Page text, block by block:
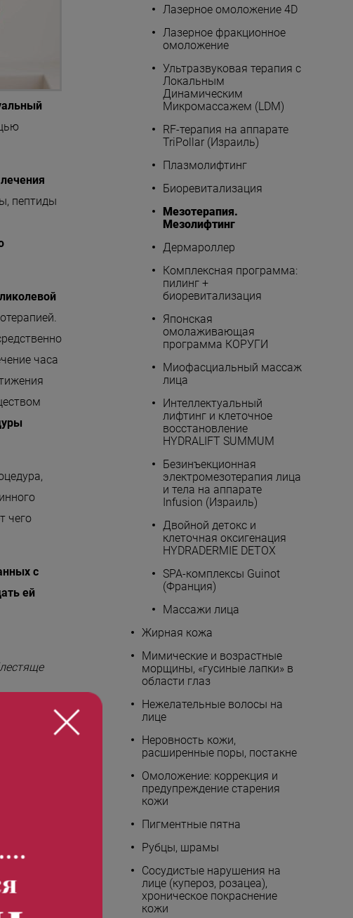
пептиды
часа
чего
с
ей
В
Лазерное омоложение 4D
Лазерное фракционное
омоложение
Ультразвуковая терапия с
Локальным
Динамическим
Микромассажем (LDM)
RF-терапия на аппарате
TriPollar (Израиль)
Плазмолифтинг
Биоревитализация
Мезотерапия.
Мезолифтинг
Дермароллер
Комплексная программа:
пилинг +
биоревитализация
Японская
омолаживающая
программа КОРУГИ
Миофасциальный массаж
лица
Интеллектуальный
лифтинг и клеточное
восстановление
HYDRALIFT SUMMUM
Безинъекционная
электромезотерапия лица
и тела на аппарате
Infusion (Израиль)
Двойной детокс и
клеточная оксигенация
HYDRADERMIE DETOX
SPA-комплексы Guinot
(Франция)
Массажи лица
Жирная кожа
Мимические и возрастные
морщины, «гусиные лапки» в
области глаз
Нежелательные волосы на
лице
Неровность кожи,
расширенные поры, постакне
Омоложение: коррекция и
предупреждение старения
кожи
Пигментные пятна
Рубцы, шрамы
Сосудистые нарушения на
лице (купероз, розацеа),
хроническое покраснение
кожи